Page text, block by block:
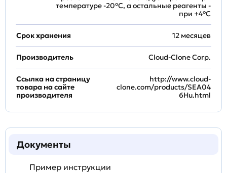
температуре -20°C, а остальные реагенты -
при +4°С
Срок хранения 12 месяцев
Производитель Cloud-Clone Corp.
Ссылка на страницу
товара на сайте
производителя
http://www.cloud-
clone.com/products/SEA04
6Hu.html
Документы
Пример инструкции